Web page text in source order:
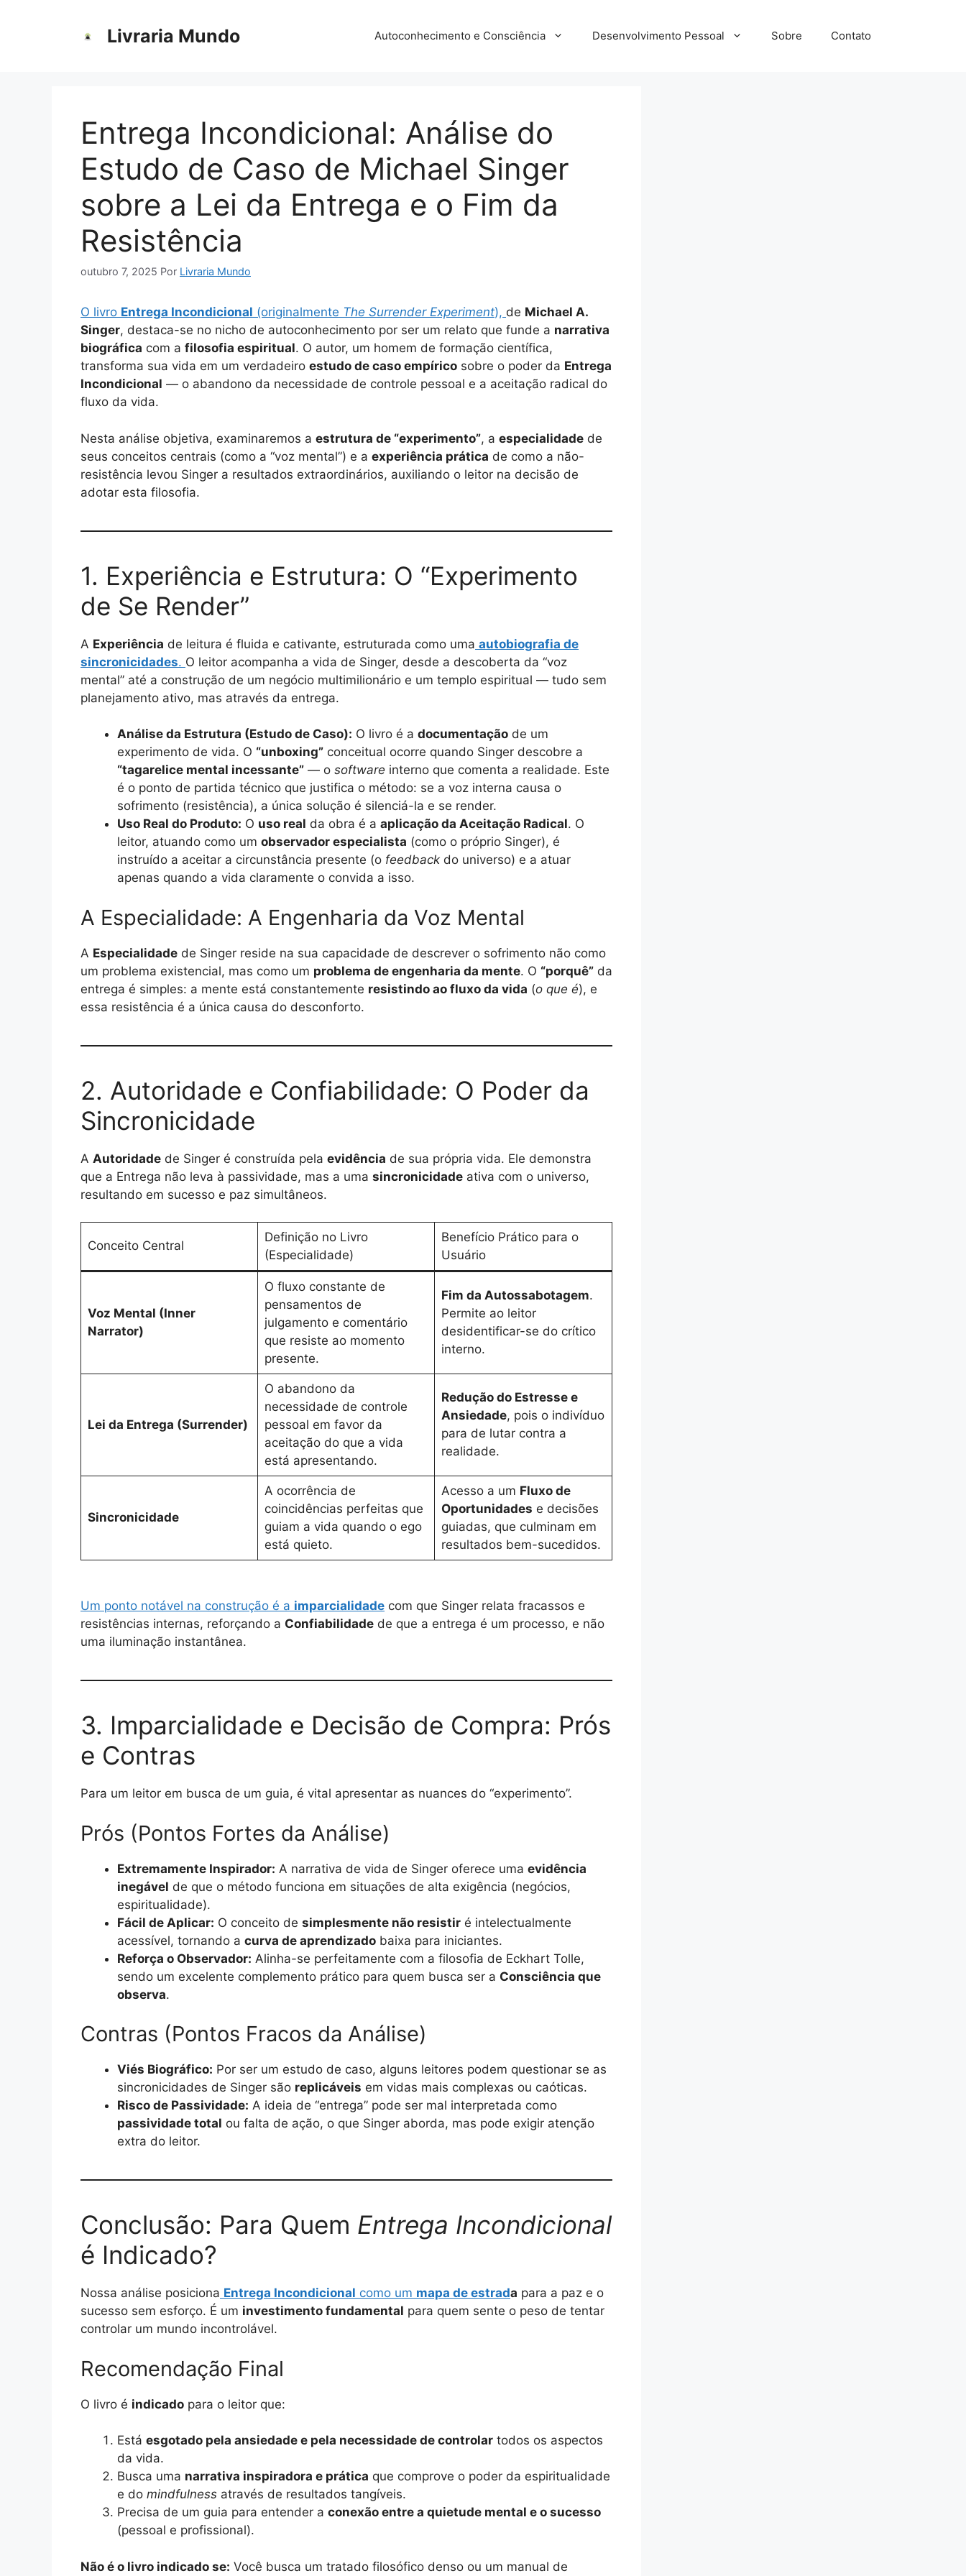
Livraria Mundo Autoconhecimento e Consciência Desenvolvimento Pessoal Sobre Contato
Entrega Incondicional: Análise do
Estudo de Caso de Michael Singer
sobre a Lei da Entrega e o Fim da
Resistência
outubro 7, 2025 Por Livraria Mundo
O livro Entrega Incondicional (originalmente The Surrender Experiment), de Michael A.
Singer, destaca-se no nicho de autoconhecimento por ser um relato que funde a narrativa
biográfica com a filosofia espiritual. O autor, um homem de formação científica,
transforma sua vida em um verdadeiro estudo de caso empírico sobre o poder da Entrega
Incondicional — o abandono da necessidade de controle pessoal e a aceitação radical do
fluxo da vida.
Nesta análise objetiva, examinaremos a estrutura de “experimento”, a especialidade de
seus conceitos centrais (como a “voz mental”) e a experiência prática de como a não-
resistência levou Singer a resultados extraordinários, auxiliando o leitor na decisão de
adotar esta filosofia.
1. Experiência e Estrutura: O “Experimento
de Se Render”
A Experiência de leitura é fluida e cativante, estruturada como uma autobiografia de
sincronicidades. O leitor acompanha a vida de Singer, desde a descoberta da “voz
mental” até a construção de um negócio multimilionário e um templo espiritual — tudo sem
planejamento ativo, mas através da entrega.
Análise da Estrutura (Estudo de Caso): O livro é a documentação de um
experimento de vida. O “unboxing” conceitual ocorre quando Singer descobre a
“tagarelice mental incessante” — o software interno que comenta a realidade. Este
é o ponto de partida técnico que justifica o método: se a voz interna causa o
sofrimento (resistência), a única solução é silenciá-la e se render.
Uso Real do Produto: O uso real da obra é a aplicação da Aceitação Radical. O
leitor, atuando como um observador especialista (como o próprio Singer), é
instruído a aceitar a circunstância presente (o feedback do universo) e a atuar
apenas quando a vida claramente o convida a isso.
A Especialidade: A Engenharia da Voz Mental
A Especialidade de Singer reside na sua capacidade de descrever o sofrimento não como
um problema existencial, mas como um problema de engenharia da mente. O “porquê” da
entrega é simples: a mente está constantemente resistindo ao fluxo da vida (o que é), e
essa resistência é a única causa do desconforto.
2. Autoridade e Confiabilidade: O Poder da
Sincronicidade
A Autoridade de Singer é construída pela evidência de sua própria vida. Ele demonstra
que a Entrega não leva à passividade, mas a uma sincronicidade ativa com o universo,
resultando em sucesso e paz simultâneos.
Conceito Central
Definição no Livro
(Especialidade)
Benefício Prático para o
Usuário
Voz Mental (Inner
Narrator)
O fluxo constante de
pensamentos de
julgamento e comentário
que resiste ao momento
presente.
Fim da Autossabotagem.
Permite ao leitor
desidentificar-se do crítico
interno.
Lei da Entrega (Surrender)
O abandono da
necessidade de controle
pessoal em favor da
aceitação do que a vida
está apresentando.
Redução do Estresse e
Ansiedade, pois o indivíduo
para de lutar contra a
realidade.
Sincronicidade
A ocorrência de
coincidências perfeitas que
guiam a vida quando o ego
está quieto.
Acesso a um Fluxo de
Oportunidades e decisões
guiadas, que culminam em
resultados bem-sucedidos.
Um ponto notável na construção é a imparcialidade com que Singer relata fracassos e
resistências internas, reforçando a Confiabilidade de que a entrega é um processo, e não
uma iluminação instantânea.
3. Imparcialidade e Decisão de Compra: Prós
e Contras
Para um leitor em busca de um guia, é vital apresentar as nuances do “experimento”.
Prós (Pontos Fortes da Análise)
Extremamente Inspirador: A narrativa de vida de Singer oferece uma evidência
inegável de que o método funciona em situações de alta exigência (negócios,
espiritualidade).
Fácil de Aplicar: O conceito de simplesmente não resistir é intelectualmente
acessível, tornando a curva de aprendizado baixa para iniciantes.
Reforça o Observador: Alinha-se perfeitamente com a filosofia de Eckhart Tolle,
sendo um excelente complemento prático para quem busca ser a Consciência que
observa.
Contras (Pontos Fracos da Análise)
Viés Biográfico: Por ser um estudo de caso, alguns leitores podem questionar se as
sincronicidades de Singer são replicáveis em vidas mais complexas ou caóticas.
Risco de Passividade: A ideia de “entrega” pode ser mal interpretada como
passividade total ou falta de ação, o que Singer aborda, mas pode exigir atenção
extra do leitor.
Conclusão: Para Quem Entrega Incondicional
é Indicado?
Nossa análise posiciona Entrega Incondicional como um mapa de estrada para a paz e o
sucesso sem esforço. É um investimento fundamental para quem sente o peso de tentar
controlar um mundo incontrolável.
Recomendação Final
O livro é indicado para o leitor que:
Está esgotado pela ansiedade e pela necessidade de controlar todos os aspectos
da vida.
Busca uma narrativa inspiradora e prática que comprove o poder da espiritualidade
e do mindfulness através de resultados tangíveis.
Precisa de um guia para entender a conexão entre a quietude mental e o sucesso
(pessoal e profissional).
Não é o livro indicado se: Você busca um tratado filosófico denso ou um manual de